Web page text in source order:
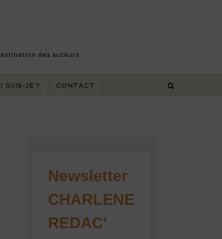
des auteurs
SUIS-JE ? CONTACT
Newsletter
CHARLENE
REDAC'